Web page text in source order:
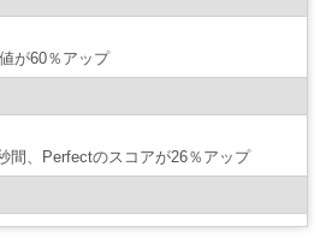
が60％アップ
間、Perfectのスコアが26％アップ